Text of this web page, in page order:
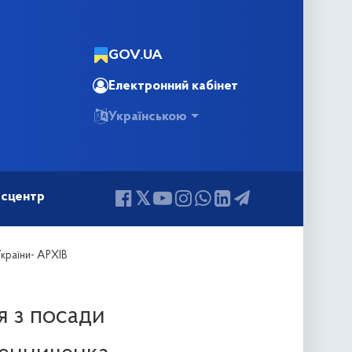
GOV.UA
Електронний кабінет
Українською
АРХІВ
з посади